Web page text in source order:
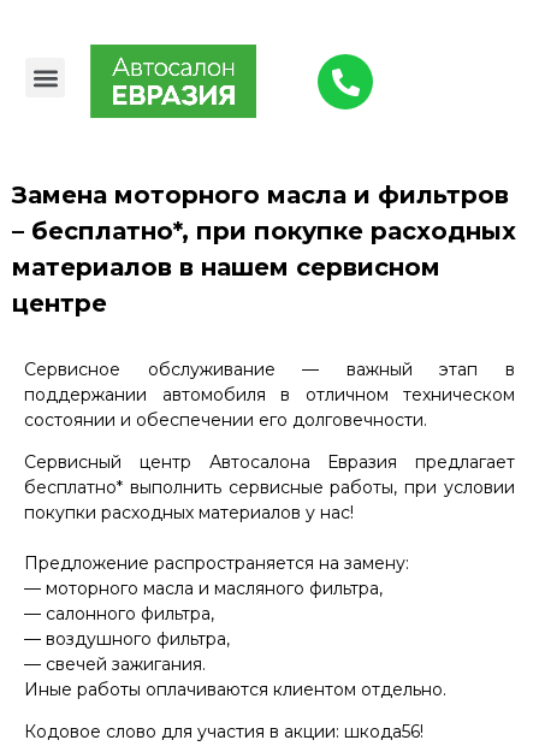
Замена моторного масла и фильтров
– бесплатно*, при покупке расходных
материалов в нашем сервисном
центре
Сервисное обслуживание — важный этап в
поддержании автомобиля в отличном техническом
состоянии и обеспечении его долговечности.
Сервисный центр Автосалона Евразия предлагает
бесплатно* выполнить сервисные работы, при условии
покупки расходных материалов у нас!
Предложение распространяется на замену:
— моторного масла и масляного фильтра,
— салонного фильтра,
— воздушного фильтра,
— свечей зажигания.
Иные работы оплачиваются клиентом отдельно.
Кодовое слово для участия в акции: шкода56!